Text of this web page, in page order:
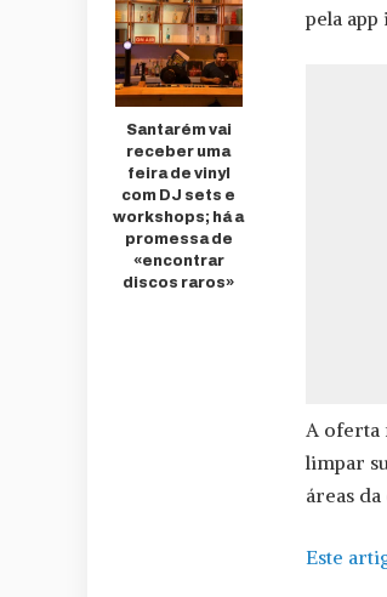
Santarém vai
receber uma
feira de vinyl
com DJ sets e
workshops; há a
promessa de
«encontrar
discos raros»
pela
A oferta
limpar
áreas
Este